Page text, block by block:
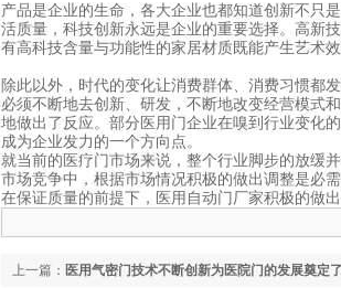
产品是企业的生命，各大企业也都知道创新不只
活质量，科技创新永远是企业的重要选择。高新
有高科技含量与功能性的家居材质既能产生艺术
除此以外，时代的变化让消费群体、消费习惯都
必须不断地去创新、研发，不断地改变经营模式
地做出了反应。部分医用门企业在嗅到行业变化
成为企业发力的一个方向点。
就当前的医疗门市场来说，整个行业脚步的放缓
市场竞争中，根据市场情况积极的做出调整是必
在保证质量的前提下，医用自动门厂家积极的做
上一篇： 医用气密门技术不断创新为医院门的发展奠定了